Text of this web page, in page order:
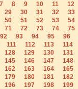
7 8 9 10 11 12
29 30 31 32 33
50 51 52 53 54
71 72 73 74 75
92 93 94 95 96
111 112 113 114
128 129 130 131
145 146 147 148
162 163 164 165
179 180 181 182
196 197 198 199